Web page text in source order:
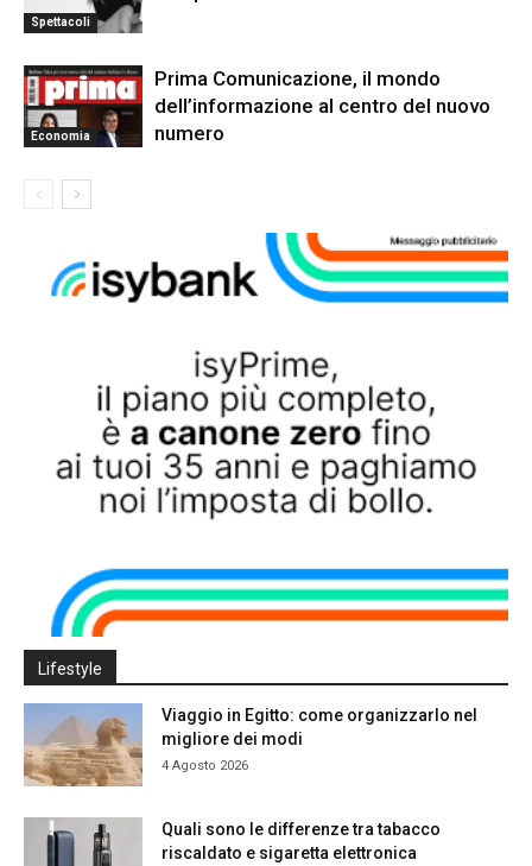
Spettacoli
Economia
Prima Comunicazione, il mondo
dell’informazione al centro del nuovo
numero
Lifestyle
Viaggio in Egitto: come organizzarlo nel
migliore dei modi
4 Agosto 2026
Quali sono le differenze tra tabacco
riscaldato e sigaretta elettronica